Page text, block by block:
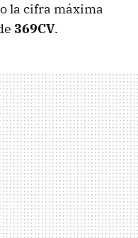
la cifra máxima
369CV.